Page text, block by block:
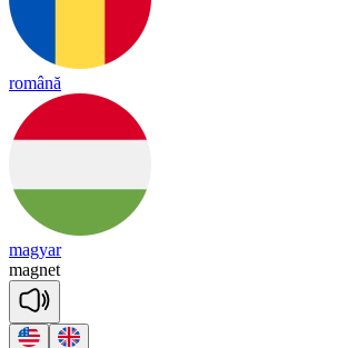
română
magyar
magnet